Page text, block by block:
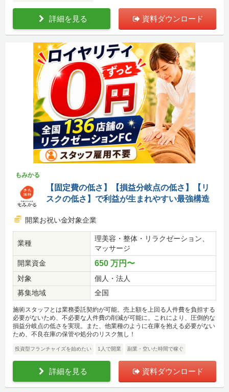
詳細を見る 資料ダウンロード
もみかる
【固定費の低さ】【損益分岐点の低さ】【リ
スクの低さ】で利益が生まれやすい最強構造
開業お祝い金対象企業
業種
理美容・整体・リラクゼーション、
マッサージ
開業資金
650 万円〜
対象
個人・法人
募集地域
全国
施術スタッフとは業務委託契約が可能。売上額を上回る人件費を負担する
必要がないため、不必要な人件費の削減が可能に。これにより、圧倒的な
損益分岐点の低さを実現。また、他業種のように在庫を抱える必要がない
ため、不良在庫の保管や処分のリスク無し！
投資型フランチャイズを始めたい 1人で開業 副業・空いた時間で稼ぐ
詳細を見る 資料ダウンロード